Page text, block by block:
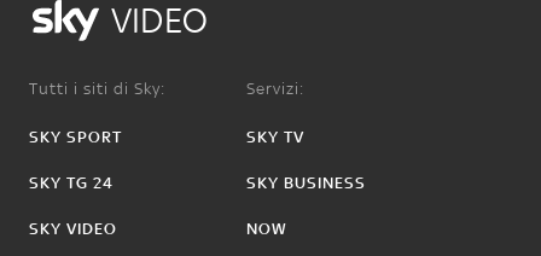
VIDEO
Tutti i siti di Sky:
SKY SPORT
SKY TG 24
SKY VIDEO
Servizi:
SKY TV
SKY BUSINESS
NOW